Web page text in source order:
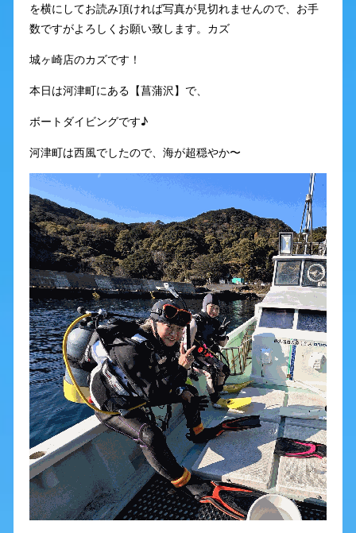
を横にしてお読み頂ければ写真が見切れませんので、お手
数ですがよろしくお願い致します。カズ
城ヶ崎店のカズです！
本日は河津町にある【菖蒲沢】で、
ボートダイビングです♪
河津町は西風でしたので、海が超穏やか〜